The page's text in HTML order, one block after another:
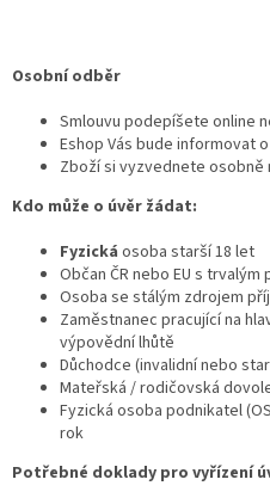
Osobní odběr
Smlouvu podepíšete online
Eshop Vás bude informovat
Zboží si vyzvednete osobně
Kdo může o úvěr žádat:
Fyzická osoba starší 18 let
Občan ČR nebo EU s trvalým
Osoba se stálým zdrojem
Zaměstnanec pracující na
výpovědní lhůtě
Důchodce (invalidní nebo
Mateřská / rodičovská
Fyzická osoba podnikatel
rok
Potřebné doklady pro vyřízení